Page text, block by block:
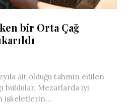
bir Orta Çağ
ait olduğu tahmin edilen
buldular. Mezarlarda iyi
iskeletlerin...